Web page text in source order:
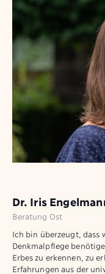
Dr. Iris
Beratung Ost
Ich bin überzeugt, dass
Denkmalpflege
Erbes zu erkennen, zu
Erfahrungen aus der